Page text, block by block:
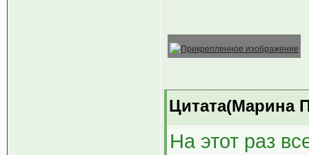
Цитата(Марина
На этот раз